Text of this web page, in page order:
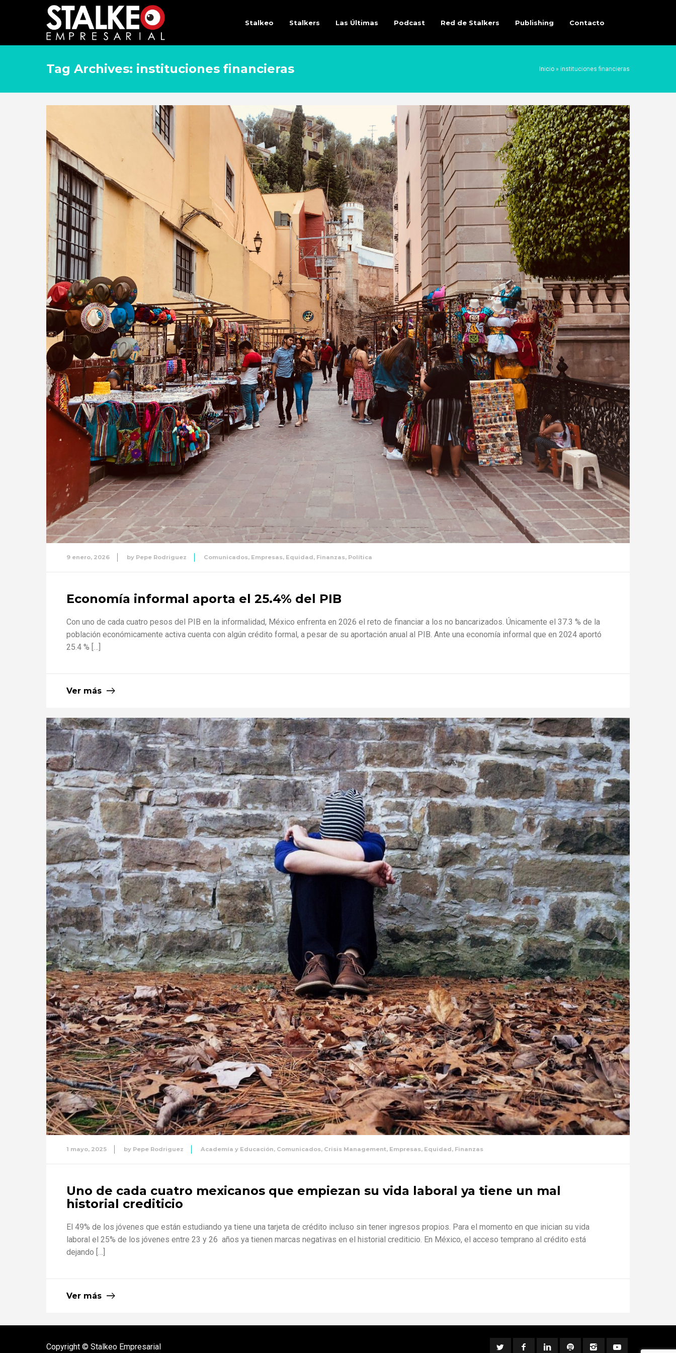
Stalkeo Stalkers Las Últimas Podcast Red de Stalkers Publishing Contacto
Tag Archives: instituciones financieras Inicio » instituciones financieras
9 enero, 2026 by Pepe Rodriguez Comunicados, Empresas, Equidad, Finanzas, Política
Economía informal aporta el 25.4% del PIB
Con uno de cada cuatro pesos del PIB en la informalidad, México enfrenta en 2026 el reto de financiar a los no bancarizados. Únicamente el 37.3 % de la
población económicamente activa cuenta con algún crédito formal, a pesar de su aportación anual al PIB. Ante una economía informal que en 2024 aportó
25.4 % […]
Ver más
1 mayo, 2025 by Pepe Rodriguez Academía y Educación, Comunicados, Crisis Management, Empresas, Equidad, Finanzas
Uno de cada cuatro mexicanos que empiezan su vida laboral ya tiene un mal
historial crediticio
El 49% de los jóvenes que están estudiando ya tiene una tarjeta de crédito incluso sin tener ingresos propios. Para el momento en que inician su vida
laboral el 25% de los jóvenes entre 23 y 26 años ya tienen marcas negativas en el historial crediticio. En México, el acceso temprano al crédito está
dejando […]
Ver más
Copyright © Stalkeo Empresarial